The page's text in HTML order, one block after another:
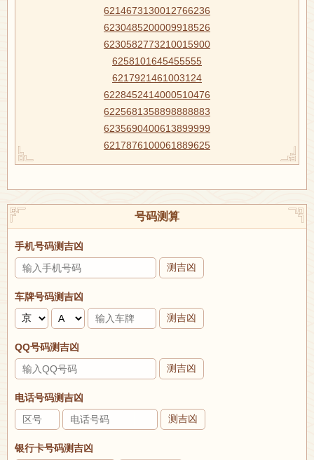
6214673130012766236
6230485200009918526
6230582773210015900
6258101645455555
6217921461003124
6228452414000510476
6225681358898888883
6235690400613899999
6217876100061889625
号码测算
手机号码测吉凶
测吉凶
车牌号码测吉凶
测吉凶
QQ号码测吉凶
测吉凶
电话号码测吉凶
测吉凶
银行卡号码测吉凶